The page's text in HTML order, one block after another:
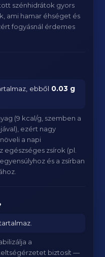
szénhidrátok gyors
ami hamar éhséget és
fogyásnál érdemes
ebből 0.03 g
(9 kcal/g, szemben a
ezért nagy
a napi
zsírok (pl.
és a zsírban
a
biztosít —